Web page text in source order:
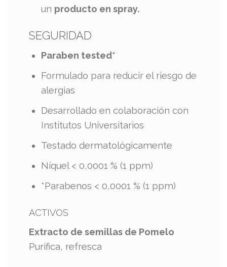
un producto en spray.
SEGURIDAD
​Paraben tested*
Formulado para reducir el riesgo de
alergias
Desarrollado en colaboración con
Institutos Universitarios
Testado dermatológicamente
Níquel < 0,0001 % (1 ppm)
*Parabenos < 0,0001 % (1 ppm)
ACTIVOS
Extracto de semillas de Pomelo
Purifica, refresca